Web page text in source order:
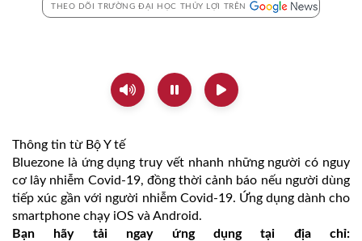
THEO DÕI TRƯỜNG ĐẠI HỌC THỦY LỢI TRÊN
Thông tin từ Bộ Y tế
Bluezone là ứng dụng truy vết nhanh những người có nguy
cơ lây nhiễm Covid-19, đồng thời cảnh báo nếu người dùng
tiếp xúc gần với người nhiễm Covid-19. Ứng dụng dành cho
smartphone chạy iOS và Android.
Bạn hãy tải ngay ứng dụng tại địa chỉ: